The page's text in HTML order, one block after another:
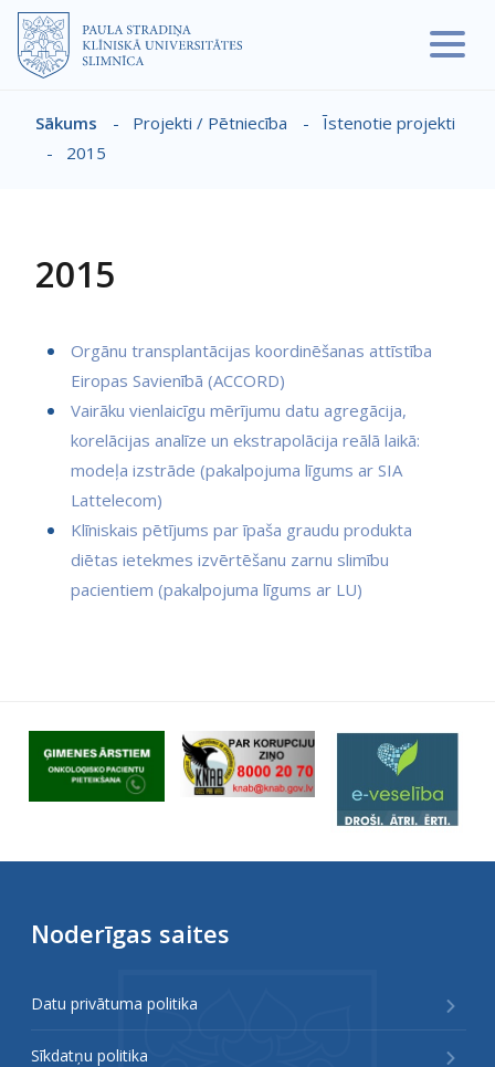
Pārlekt uz galveno saturu
Atpakaļceļš
Sākums - Projekti / Pētniecība -
Īstenotie projekti
-
2015
2015
Orgānu transplantācijas koordinēšanas attīstība
Eiropas Savienībā (ACCORD)
Vairāku vienlaicīgu mērījumu datu agregācija,
korelācijas analīze un ekstrapolācija reālā laikā:
modeļa izstrāde (pakalpojuma līgums ar SIA
Lattelecom)
Klīniskais pētījums par īpaša graudu produkta
diētas ietekmes izvērtēšanu zarnu slimību
pacientiem (pakalpojuma līgums ar LU)
Noderīgas saites
Datu privātuma politika
Sīkdatņu politika